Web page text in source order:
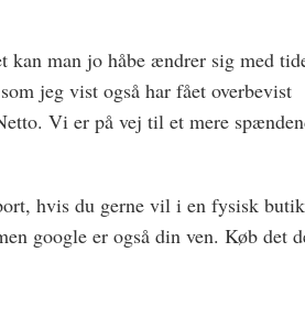
kan man jo håbe ændrer sig med
jeg vist også har fået overbevist
Vi er på vej til et mere
hvis du gerne vil i en fysisk
google er også din ven. Køb det